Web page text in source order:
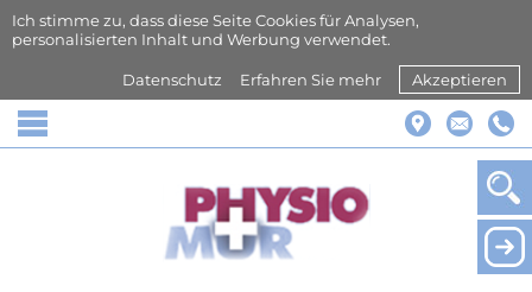
Ich stimme zu, dass diese Seite Cookies für Analysen,
personalisierten Inhalt und Werbung verwendet.
Datenschutz Erfahren Sie mehr Akzeptieren
☰